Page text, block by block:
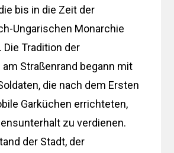
bis in die Zeit der
Ungarischen Monarchie
Tradition der
Straßenrand begann mit
die nach dem Ersten
Garküchen errichteten,
zu verdienen.
der Stadt, der